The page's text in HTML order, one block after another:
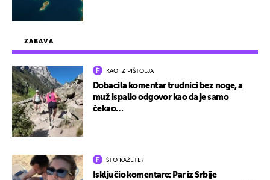
ZABAVA
KAO IZ PIŠTOLJA
Dobacila komentar trudnici bez noge, a
muž ispalio odgovor kao da je samo
čekao…
ŠTO KAŽETE?
Isključio komentare: Par iz Srbije